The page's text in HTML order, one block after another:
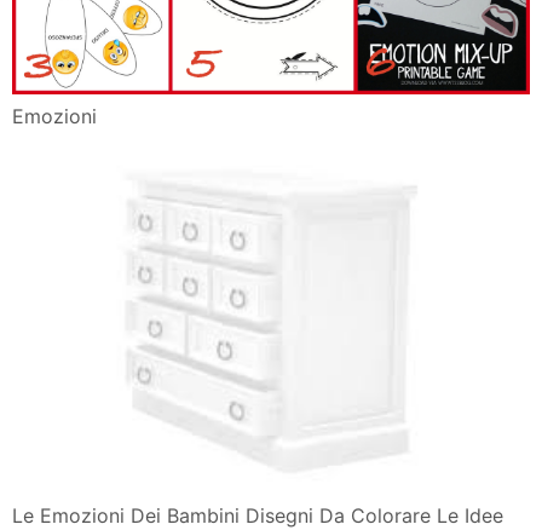
Emozioni
Le Emozioni Dei Bambini Disegni Da Colorare Le Idee